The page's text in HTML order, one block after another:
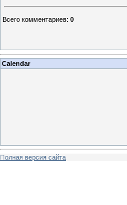
Всего комментариев: 0
Calendar
Полная версия сайта